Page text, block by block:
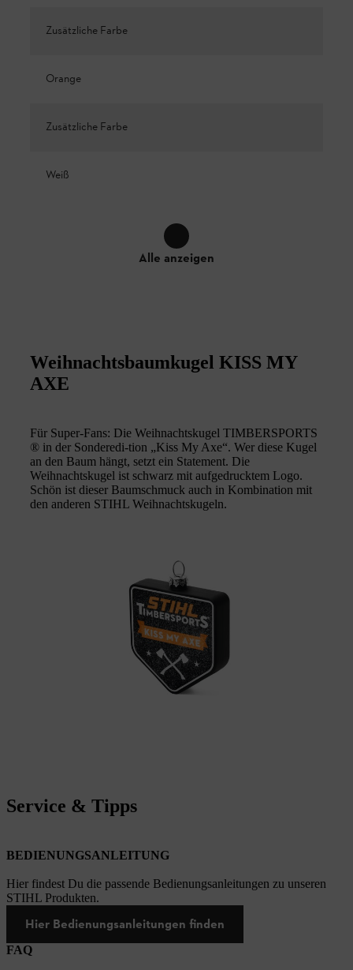
Zusätzliche Farbe
Orange
Zusätzliche Farbe
Weiß
Alle anzeigen
Weihnachtsbaumkugel KISS MY
AXE
Für Super-Fans: Die Weihnachtskugel TIMBERSPORTS
® in der Sonderedi-tion „Kiss My Axe“. Wer diese Kugel
an den Baum hängt, setzt ein Statement. Die
Weihnachtskugel ist schwarz mit aufgedrucktem Logo.
Schön ist dieser Baumschmuck auch in Kombination mit
den anderen STIHL Weihnachtskugeln.
Service & Tipps
BEDIENUNGSANLEITUNG
Hier findest Du die passende Bedienungsanleitungen zu unseren
STIHL Produkten.
Hier Bedienungsanleitungen finden
FAQ